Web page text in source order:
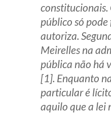
público só
autoriza.
Meirelles na
pública não há
[1]. Enquanto
particular é
aquilo que a lei